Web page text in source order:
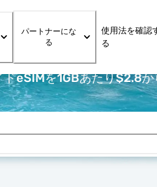
パートナーにな
る
使用法を確認
る
eSIMを1GBあたり$2.8